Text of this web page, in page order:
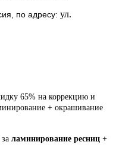
по адресу: ул.
65% на коррекцию и
+ окрашивание
ламинирование ресниц +